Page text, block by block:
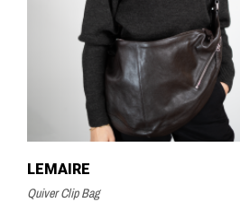
LEMAIRE
Quiver Clip Bag